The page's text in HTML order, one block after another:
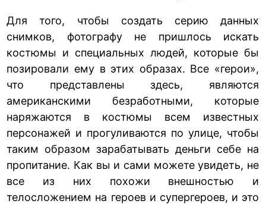
Для того, чтобы создать серию данных
снимков, фотографу не пришлось искать
костюмы и специальных людей, которые бы
позировали ему в этих образах. Все «герои»,
что представлены здесь, являются
американскими безработными, которые
наряжаются в костюмы всем известных
персонажей и прогуливаются по улице, чтобы
таким образом зарабатывать деньги себе на
пропитание. Как вы и сами можете увидеть, не
все из них похожи внешностью и
телосложением на героев и супергероев, и это